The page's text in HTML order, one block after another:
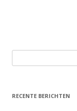
o
k
RECENTE BERICHTEN